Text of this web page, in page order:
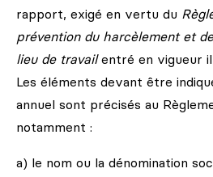
rapport, exigé en vertu du
prévention du harcèlement et
lieu de travailentré en vigueur
Les éléments devant être
annuel sont précisés au
notamment :
a) le nom ou la dénomination